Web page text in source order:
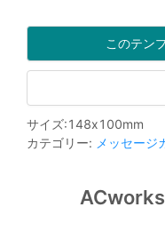
このテン
サイズ:148x100mm
カテゴリー: メッセージ
ACworks